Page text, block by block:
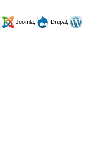
Joomla,
Drupal,